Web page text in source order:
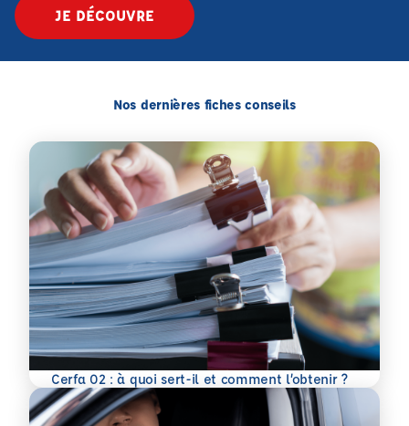
JE DÉCOUVRE
Nos dernières fiches conseils
Cerfa 02 : à quoi sert-il et comment l’obtenir ?
En savoir plus